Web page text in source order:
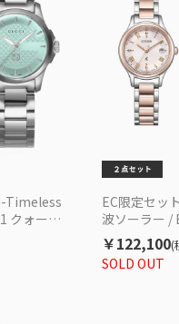
Timeless
クォーツ
EC限定セッ
波ソーラー /
7AJF 電波ソ
SOLD OUT
￥122,100(